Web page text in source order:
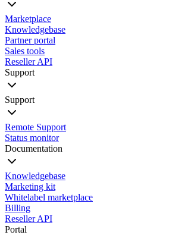
Marketplace
Knowledgebase
Partner portal
Sales tools
Reseller API
Support
Support
Remote Support
Status monitor
Documentation
Knowledgebase
Marketing kit
Whitelabel marketplace
Billing
Reseller API
Portal